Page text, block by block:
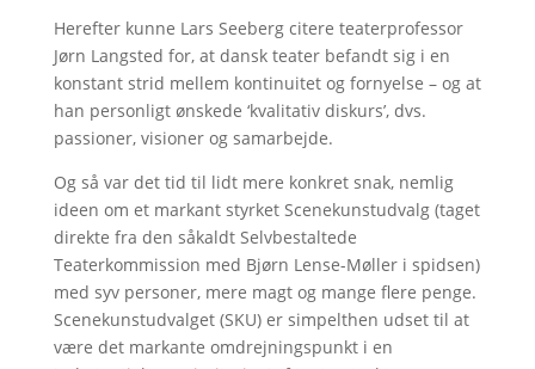
Herefter kunne Lars Seeberg citere teaterprofessor
Jørn Langsted for, at dansk teater befandt sig i en
konstant strid mellem kontinuitet og fornyelse – og at
han personligt ønskede ‘kvalitativ diskurs’, dvs.
passioner, visioner og samarbejde.
Og så var det tid til lidt mere konkret snak, nemlig
ideen om et markant styrket Scenekunstudvalg (taget
direkte fra den såkaldt Selvbestaltede
Teaterkommission med Bjørn Lense-Møller i spidsen)
med syv personer, mere magt og mange flere penge.
Scenekunstudvalget (SKU) er simpelthen udset til at
være det markante omdrejningspunkt i en